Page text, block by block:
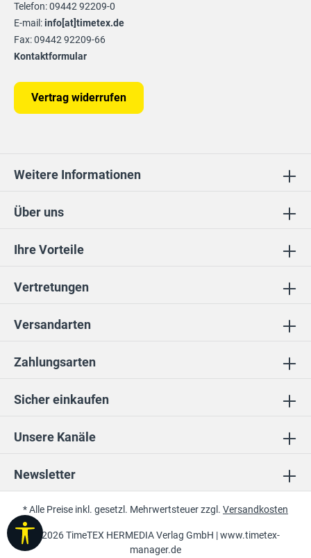
Unsere Kanäle
Ihre Vorteile
Vertretungen
Sicher einkaufen
Über uns
Newsletter
Telefon: 09442 92209-0
E-mail:info[at]timetex.de
Fax: 09442 92209-66
Kontaktformular
Vertrag widerrufen
Weitere Informationen
Zahlungsarten
Versandarten
© 2026 TimeTEX HERMEDIA Verlag GmbH |www.timetex-
manager.de
* Alle Preise inkl. gesetzl. Mehrwertsteuer zzgl. Versandkosten
Werkzeugleiste anzeigen